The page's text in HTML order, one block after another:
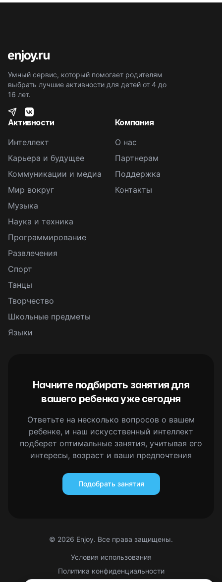
Умный сервис, который помогает родителям
выбрать лучшие активности для детей от 4 до
16 лет.
Активности
Интеллект
Карьера и будущее
Коммуникации и медиа
Мир вокруг
Музыка
Наука и техника
Программирование
Развлечения
Спорт
Танцы
Творчество
Школьные предметы
Языки
Компания
О нас
Партнерам
Поддержка
Контакты
Начните подбирать занятия для
вашего ребенка уже сегодня
Ответьте на несколько вопросов о вашем
ребенке, и наш искусственный интеллект
подберет оптимальные занятия, учитывая его
интересы, возраст и ваши предпочтения
Подобрать занятия
© 2026 Enjoy. Все права защищены.
Условия использования
Политика конфиденциальности